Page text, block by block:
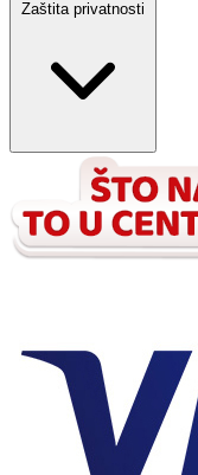
Zaštita privatnosti